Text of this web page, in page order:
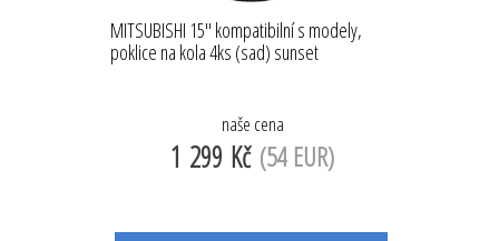
MITSUBISHI 15'' kompatibilní s modely,
poklice na kola 4ks (sad) sunset
naše cena
1 299 Kč (54 EUR)